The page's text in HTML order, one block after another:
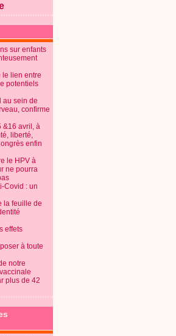
sur enfants
le lien entre
potentiels
au sein de
confirme
&16 avril, à
liberté,
enfin
le HPV à
ne pourra
Covid : un
la feuille de
effets
à toute
notre
plus de 42